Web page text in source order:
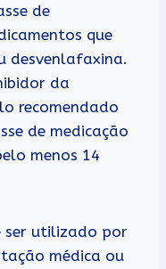
de
que
desvenlafaxina.
da
recomendado
de medicação
menos 14
ser utilizado por
médica ou